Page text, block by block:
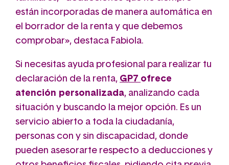
están incorporadas de manera automática en
el borrador de la renta y que debemos
comprobar», destaca Fabiola.
Si necesitas ayuda profesional para realizar tu
declaración de la renta, GP7 ofrece
atención personalizada, analizando cada
situación y buscando la mejor opción. Es un
servicio abierto a toda la ciudadanía,
personas con y sin discapacidad, donde
pueden asesorarte respecto a deducciones y